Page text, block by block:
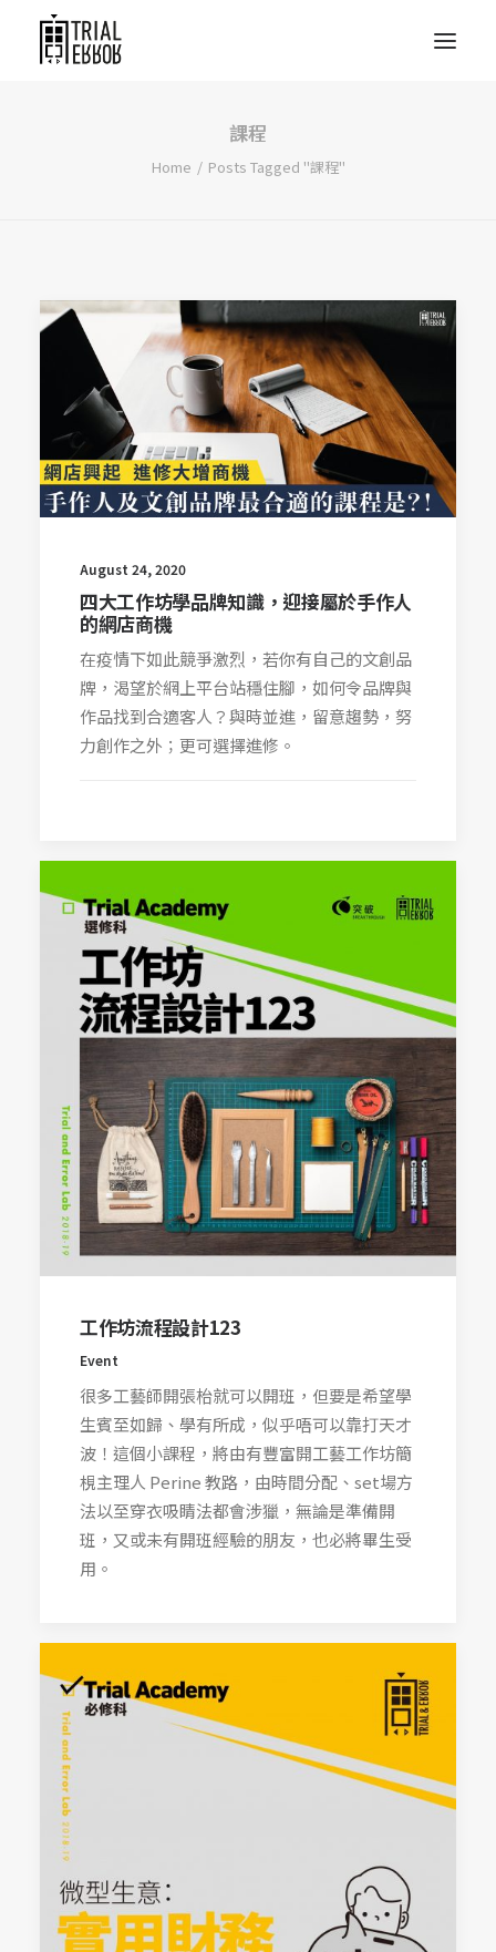
課程
Home Posts Tagged "課程"
August 24, 2020
四大工作坊學品牌知識，迎接屬於手作人
的網店商機
在疫情下如此競爭激烈，若你有自己的文創品
牌，渴望於網上平台站穩住腳，如何令品牌與
作品找到合適客人？與時並進，留意趨勢，努
力創作之外；更可選擇進修。
工作坊流程設計123
Event
很多工藝師開張枱就可以開班，但要是希望學
生賓至如歸、學有所成，似乎唔可以靠打天才
波！這個小課程，將由有豐富開工藝工作坊簡
梘主理人 Perine 教路，由時間分配、set場方
法以至穿衣吸睛法都會涉獵，無論是準備開
班，又或未有開班經驗的朋友，也必將畢生受
用。